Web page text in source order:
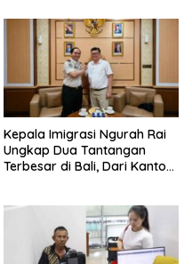
Kepala Imigrasi Ngurah Rai
Ungkap Dua Tantangan
Terbesar di Bali, Dari Kantor